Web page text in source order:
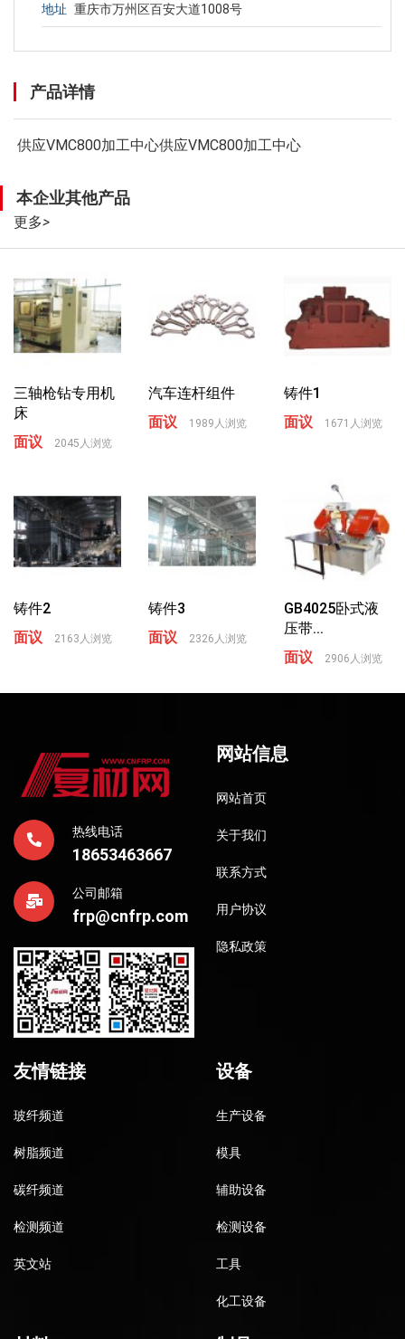
地址 重庆市万州区百安大道1008号
产品详情
供应VMC800加工中心供应VMC800加工中心
本企业其他产品
更多>
三轴枪钻专用机
床
面议
2045人浏览
汽车连杆组件
面议
1989人浏览
铸件1
面议
1671人浏览
铸件2
面议
2163人浏览
铸件3
面议
2326人浏览
GB4025卧式液
压带...
面议
2906人浏览
热线电话
18653463667
公司邮箱
frp@cnfrp.com
网站信息
网站首页
关于我们
联系方式
用户协议
隐私政策
友情链接
玻纤频道
树脂频道
碳纤频道
检测频道
英文站
设备
生产设备
模具
辅助设备
检测设备
工具
化工设备